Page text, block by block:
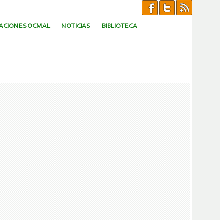
OCMAL NOTICIAS BIBLIOTECA